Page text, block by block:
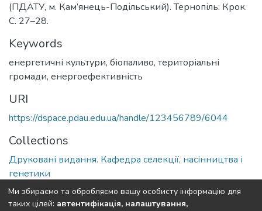
(ПДАТУ, м. Кам’янець-Подільський). Тернопіль: Крок.
С. 27–28.
Keywords
енергетичні культури, біопаливо, територіальні
громади, енергоефективність
URI
https://dspace.pdau.edu.ua/handle/123456789/6044
Collections
Друковані видання. Кафедра селекції, насінництва і
генетики
Full item page
Ми збираємо та обробляємо вашу особисту інформацію для
таких цілей: автентифікація, налаштування,